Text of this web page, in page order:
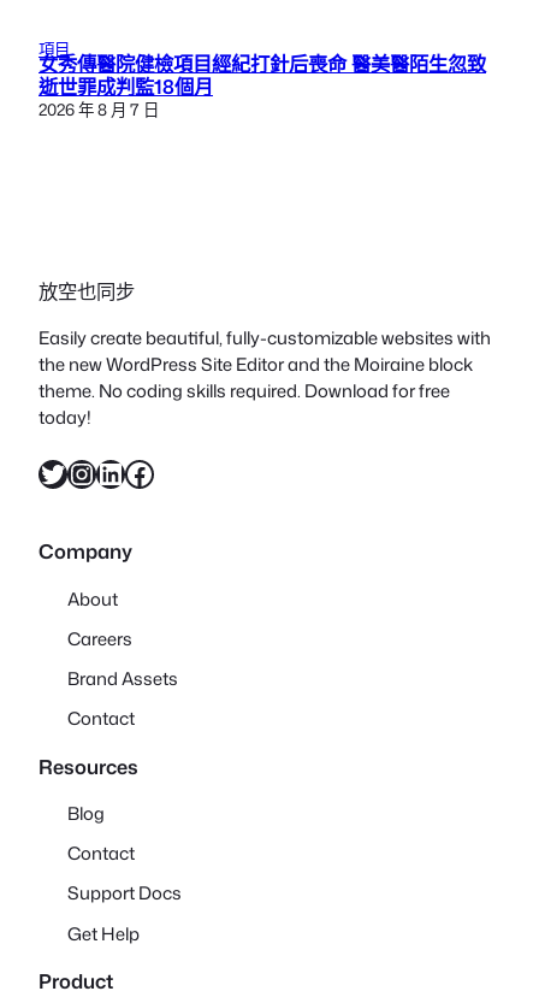
項目
女秀傳醫院健檢項目經紀打針后喪命 醫美醫陌生忽致
逝世罪成判監18個月
2026 年 8 月 7 日
放空也同步
Easily create beautiful, fully-customizable websites with
the new WordPress Site Editor and the Moiraine block
theme. No coding skills required. Download for free
today!
X InstagramLinkedIn Facebook
Company
About
Careers
Brand Assets
Contact
Resources
Blog
Contact
Support Docs
Get Help
Product